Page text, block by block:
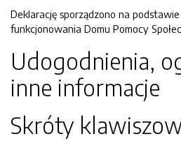
Deklarację sporządzono na
funkcjonowania Domu Pomocy
Udogodnienia,
inne informacje
Skróty